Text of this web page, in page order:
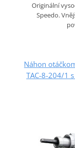
Originální
Speedo.
Náhon
TAC-8-204/1